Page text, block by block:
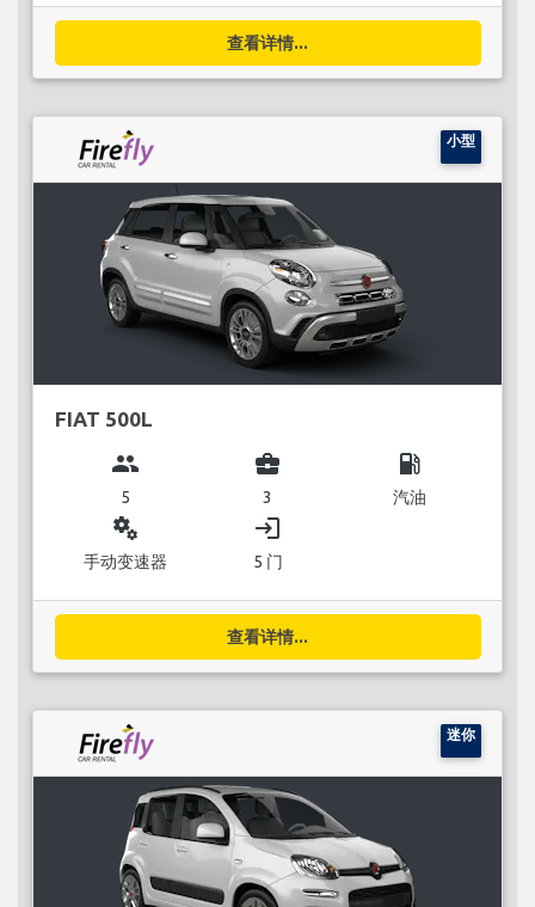
查看详情...
小型
FIAT 500L
group
5
business_center
3
local_gas_station
汽油
miscellaneous_services
手动变速器
login
5 门
查看详情...
迷你